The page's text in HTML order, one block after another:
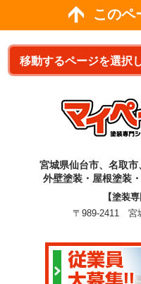
このペ
宮城県仙台市、名取
外壁塗装・屋根塗装
【塗装
〒989-2411 宮